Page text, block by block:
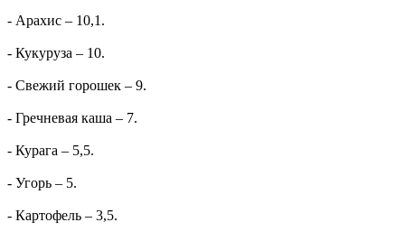
- Арахис – 10,1.
- Кукуруза – 10.
- Свежий горошек – 9.
- Гречневая каша – 7.
- Курага – 5,5.
- Угорь – 5.
- Картофель – 3,5.